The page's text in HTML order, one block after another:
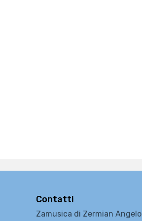
Contatti
Zamusica di Zermian Angelo